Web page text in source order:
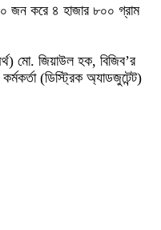
জন করে ৪ হাজার ৮০০ গ্রাম
মো. জিয়াউল হক, বিজিব’র
(ডিস্ট্রিক অ্যাডজুটেন্ট)